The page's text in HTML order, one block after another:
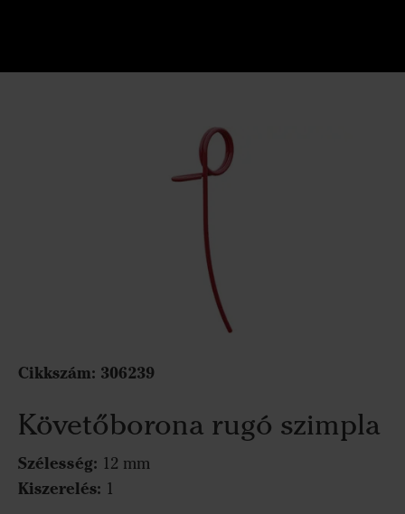
Cikkszám: 306239
Követőborona rugó szimpla
Szélesség: 12 mm
Kiszerelés: 1